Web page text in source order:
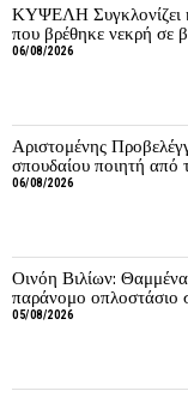
ΚΥΨΕΛΗ Συγκλονίζει η
που βρέθηκε νεκρή σε
06/08/2026
Αριστομένης
σπουδαίου ποιητή από
06/08/2026
Οινόη Βιλίων:
παράνομο οπλοστάσιο
05/08/2026